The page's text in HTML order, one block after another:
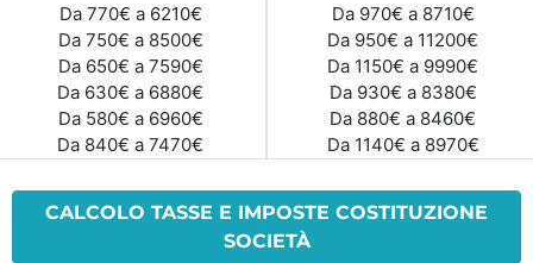
Da 770€ a 6210€
Da 750€ a 8500€
Da 650€ a 7590€
Da 630€ a 6880€
Da 580€ a 6960€
Da 840€ a 7470€
Da 970€ a 8710€
Da 950€ a 11200€
Da 1150€ a 9990€
Da 930€ a 8380€
Da 880€ a 8460€
Da 1140€ a 8970€
CALCOLO TASSE E IMPOSTE COSTITUZIONE
SOCIETÀ